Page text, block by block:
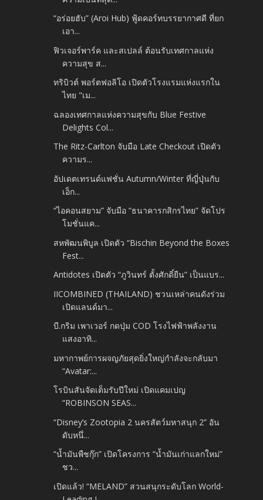
“อร่อยฮับ” (Aroi Hub) ฟู้ดคอร์ทบรรยากาศดี ที่ยก
เอา...
ฟิวเจอร์พาร์ค และสเปลล์ ต้อนรับเทศกาลแห่ง
ความสุข ส...
ทริบิวต์ พอร์ตฟอลิโอ เปิดตัวโรงแรมแห่งแรกใน
ไทย "เม...
ฉลองเทศกาลแห่งความสุขกับ Blue Festive
Delights Col...
The Ritz-Carlton จับมือ Late Checkout เปิดตัว
ความร...
อัปเดตเทรนด์แฟชั่น Autumn/Winter ที่ญี่ปุ่นกับ
เอ็ก...
“ไอคอนสยาม” จับมือ “ธนาคารกสิกรไทย” จัดโปร
โมชั่นแค...
สหพัฒนพิบูล เปิดตัว “Bischin Beyond the Boxes
Fest...
Antidotes เปิดตัว “ภูวินทร์ ตั้งศักดิ์ยืน” เป็นแบร...
IICOMBINED (THAILAND) ชวนเหล่าคนดังร่วม
เปิดแลนด์มา...
บี.กริม เพาเวอร์ กดปุ่ม COD โรงไฟฟ้าพลังงาน
แสงอาทิ...
มหากาพย์การผจญภัยสุดยิ่งใหญ่กำลังจะกลับมา
“Avatar:...
โรบินสันจัดเต็มรับปีใหม่ เปิดแคมเปญ
“ROBINSON SEAS...
“Disney’s Zootopia 2 นครสัตว์มหาสนุก 2” อัน
ดับหนึ่...
“น้ำมันพืชกุ๊ก” เปิดโครงการ “น้ำมันเก่าแลกใหม่”
ชว...
เปิดแล้ว! “MELAND” สวนสนุกระดับโลก World-